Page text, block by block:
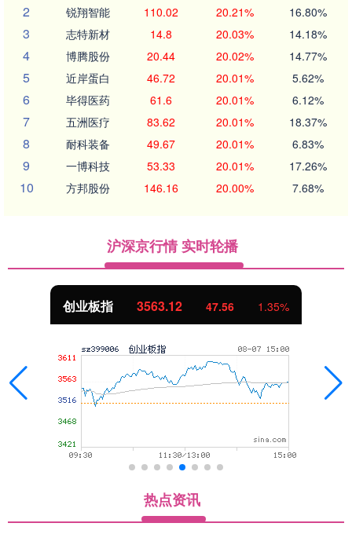
2 锐翔智能 110.02 20.21% 16.80%
3 志特新材 14.8 20.03% 14.18%
4 博腾股份 20.44 20.02% 14.77%
5 近岸蛋白 46.72 20.01% 5.62%
6 毕得医药 61.6 20.01% 6.12%
7 五洲医疗 83.62 20.01% 18.37%
8 耐科装备 49.67 20.01% 6.83%
9 一博科技 53.33 20.01% 17.26%
10 方邦股份 146.16 20.00% 7.68%
沪深京行情 实时轮播
创业板指 3563.12 47.56 1.35%
热点资讯